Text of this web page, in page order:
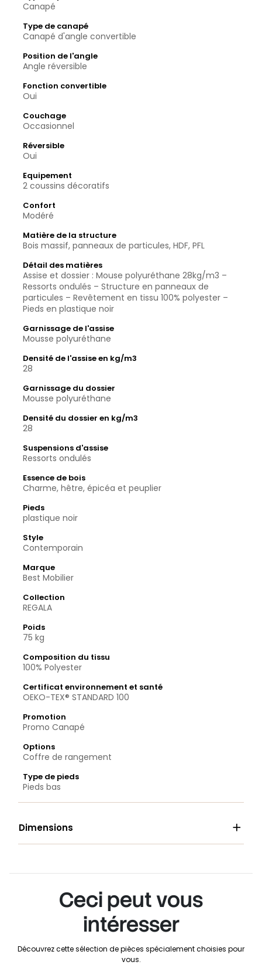
Canapé
Type de canapé
Canapé d'angle convertible
Position de l'angle
Angle réversible
Fonction convertible
Oui
Couchage
Occasionnel
Réversible
Oui
Equipement
2 coussins décoratifs
Confort
Modéré
Matière de la structure
Bois massif, panneaux de particules, HDF, PFL
Détail des matières
Assise et dossier : Mouse polyuréthane 28kg/m3 –
Ressorts ondulés – Structure en panneaux de
particules – Revêtement en tissu 100% polyester –
Pieds en plastique noir
Garnissage de l'assise
Mousse polyuréthane
Densité de l'assise en kg/m3
28
Garnissage du dossier
Mousse polyuréthane
Densité du dossier en kg/m3
28
Suspensions d'assise
Ressorts ondulés
Essence de bois
Charme, hêtre, épicéa et peuplier
Pieds
plastique noir
Style
Contemporain
Marque
Best Mobilier
Collection
REGALA
Poids
75 kg
Composition du tissu
100% Polyester
Certificat environnement et santé
OEKO-TEX® STANDARD 100
Promotion
Promo Canapé
Options
Coffre de rangement
Type de pieds
Pieds bas
Dimensions 
Ceci peut vous
intéresser
Découvrez cette sélection de pièces spécialement choisies pour
vous.